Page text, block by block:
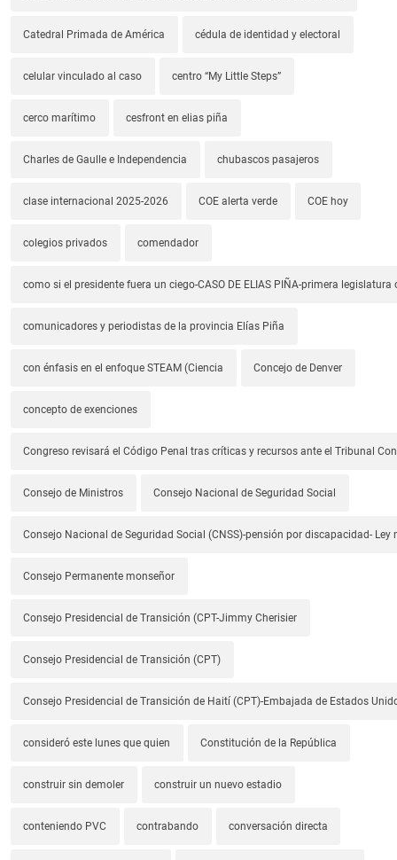
Catedral Primada de América cédula de identidad y electoral
celular vinculado al caso centro “My Little Steps”
cerco marítimo cesfront en elias piña
Charles de Gaulle e Independencia chubascos pasajeros
clase internacional 2025-2026 COE alerta verde COE hoy
colegios privados comendador
como si el presidente fuera un ciego-CASO DE ELIAS PIÑA-primera legislatura
comunicadores y periodistas de la provincia Elías Piña
con énfasis en el enfoque STEAM (Ciencia Concejo de Denver
concepto de exenciones
Congreso revisará el Código Penal tras críticas y recursos ante el Tribunal
Consejo de Ministros Consejo Nacional de Seguridad Social
Consejo Nacional de Seguridad Social (CNSS)-pensión por discapacidad- Ley
Consejo Permanente monseñor
Consejo Presidencial de Transición (CPT-Jimmy Cherisier
Consejo Presidencial de Transición (CPT)
Consejo Presidencial de Transición de Haití (CPT)-Embajada de Estados
consideró este lunes que quien Constitución de la República
construir sin demoler construir un nuevo estadio
conteniendo PVC contrabando conversación directa